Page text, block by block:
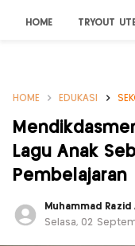
HOME TRYOUT
HOME EDUKASI
Lagu Anak
Pembelajaran
Muhammad
Selasa, 02